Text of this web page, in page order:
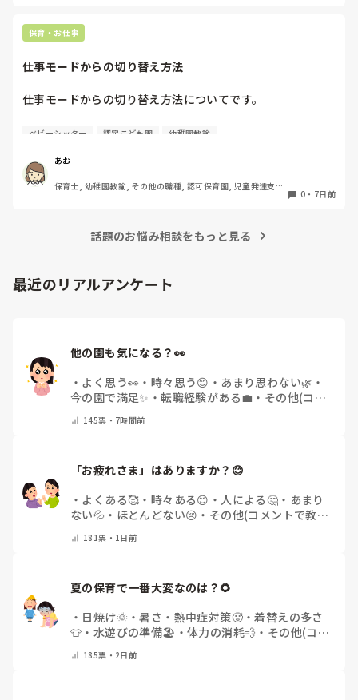
ラブレという飲み物が合うお子さんもいるようです。
色々試されているかと思いますが、本人が1番きついです。
保育・お仕事
仕事モードからの切り替え方法
仕事モードからの切り替え方法についてです。
お休みの日に仕事のことを考えると自分でも切り替えは意識
っています。。
みなさんがどうやって切り替えているかを教えてほしいで
す！
ン(お茶を飲んだり)を入れたりしています。
ベビーシッター 認定こども園 幼稚園教諭
あお
保育士, 幼稚園教諭, その他の職種, 認可保育園, 児童発達支援
0 ・ 7日前
話題のお悩み相談をもっと見る
最近のリアルアンケート
他の園も気になる？👀
・ よく思う👀 ・ 時々思う😊 ・ あまり思わない🌿 ・
今の園で満足✨ ・転職経験がある💼 ・ その他(コメ
145票・ 7時間前
「お疲れさま」はありますか？😊
・ よくある🥰 ・ 時々ある😊 ・ 人による🤔 ・ あまり
ない💦 ・ ほとんどない😢 ・ その他(コメントで教え
181票・ 1日前
夏の保育で一番大変なのは？🌻
・ 日焼け🌞 ・暑さ・熱中症対策🥵・着替えの多さ
👕 ・ 水遊びの準備🏖️ ・ 体力の消耗💨 ・ その他(コメ
185票・ 2日前